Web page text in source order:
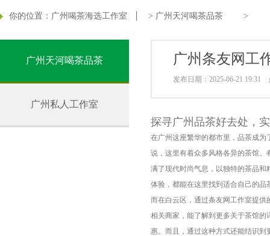
你的位置： 广州喝茶海选工作室 > 广州天河喝茶品茶 >
广州天河喝茶品茶
广州私人工作室
广州条友网工
发布日期：2025-06-21 19:31
探寻广州品茶好去处，
在广州这座繁华的都市里，品茶成
说，这里有着众多风格各异的茶馆
满了现代时尚气息，以独特的茶品
体验，都能在这里找到适合自己的品
而在白云区，通过条友网工作室提
相关商家，能了解到更多关于茶馆
惠。而且，通过这种方式还能结识